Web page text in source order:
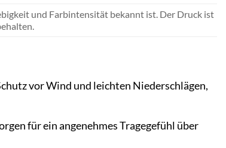
und Farbintensität bekannt ist. Der Druck ist
vor Wind und leichten Niederschlägen,
für ein angenehmes Tragegefühl über